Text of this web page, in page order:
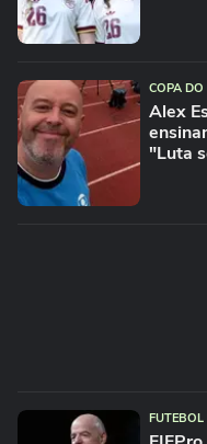
COPA
Alex
"Luta